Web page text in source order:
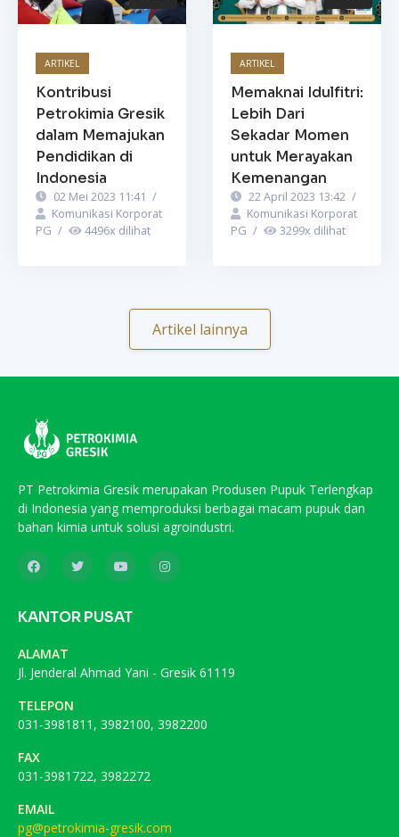
ARTIKEL
Kontribusi
Petrokimia Gresik
dalam Memajukan
Pendidikan di
Indonesia
02 Mei 2023 11:41 /
Komunikasi Korporat
PG / 4496x dilihat
ARTIKEL
Memaknai Idulfitri:
Lebih Dari
Sekadar Momen
untuk Merayakan
Kemenangan
22 April 2023 13:42 /
Komunikasi Korporat
PG / 3299x dilihat
Artikel lainnya
PT Petrokimia Gresik merupakan Produsen Pupuk Terlengkap
di Indonesia yang memproduksi berbagai macam pupuk dan
bahan kimia untuk solusi agroindustri.
KANTOR PUSAT
ALAMAT
Jl. Jenderal Ahmad Yani - Gresik 61119
TELEPON
031-3981811, 3982100, 3982200
FAX
031-3981722, 3982272
EMAIL
pg@petrokimia-gresik.com